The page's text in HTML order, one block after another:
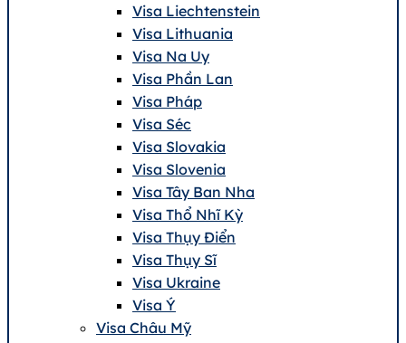
Visa Liechtenstein
Visa Lithuania
Visa Na Uy
Visa Phần Lan
Visa Pháp
Visa Séc
Visa Slovakia
Visa Slovenia
Visa Tây Ban Nha
Visa Thổ Nhĩ Kỳ
Visa Thụy Điển
Visa Thụy Sĩ
Visa Ukraine
Visa Ý
Visa Châu Mỹ